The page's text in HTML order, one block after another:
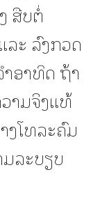
ສືບຕໍ່
ລະ ລົງກວດ
ອາທິດ ຖ້າ
າມຈິງແທ້
ງໂທລະຄົມ
ລະບຽບ